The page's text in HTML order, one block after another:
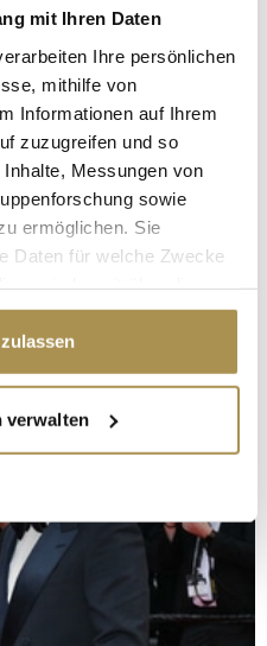
mit Ihren Daten
Ihre persönlichen
mithilfe von
Informationen auf Ihrem
zuzugreifen und so
Messungen von
sowie
ermöglichen. Sie
Daten für welche Zwecke
Klicken auf das Privacy
geografische Lage
Meter genau sein
identifizieren
Ihre persönlichen Daten
Sie Ihre Präferenzen im
verwalten